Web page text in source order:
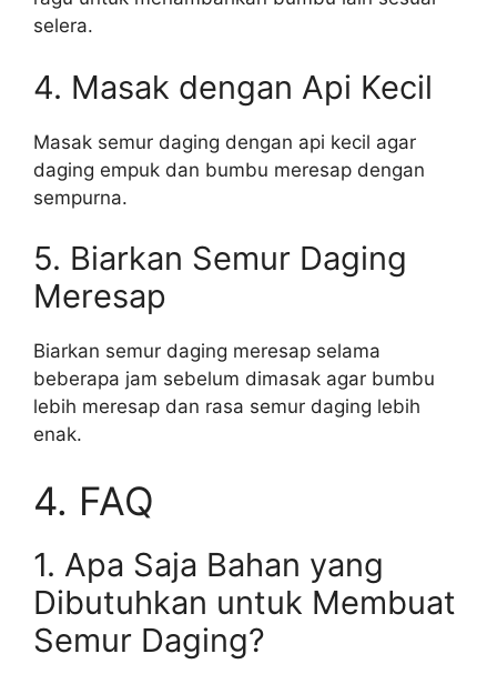
selera.
4. Masak dengan Api Kecil
Masak semur daging dengan api kecil agar
daging empuk dan bumbu meresap dengan
sempurna.
5. Biarkan Semur Daging
Meresap
Biarkan semur daging meresap selama
beberapa jam sebelum dimasak agar bumbu
lebih meresap dan rasa semur daging lebih
enak.
4. FAQ
1. Apa Saja Bahan yang
Dibutuhkan untuk Membuat
Semur Daging?